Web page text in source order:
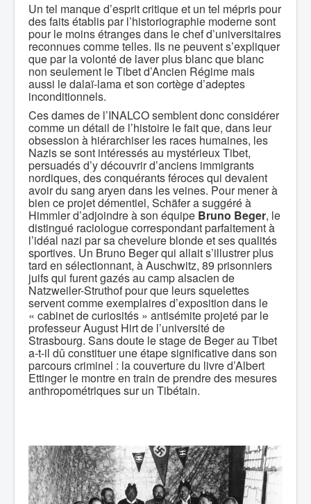
Un tel manque d’esprit critique et un tel mépris pour
des faits établis par l’historiographie moderne sont
pour le moins étranges dans le chef d’universitaires
reconnues comme telles. Ils ne peuvent s’expliquer
que par la volonté de laver plus blanc que blanc
non seulement le Tibet d’Ancien Régime mais
aussi le dalaï-lama et son cortège d’adeptes
inconditionnels.
Ces dames de l’INALCO semblent donc considérer
comme un détail de l’histoire le fait que, dans leur
obsession à hiérarchiser les races humaines, les
Nazis se sont intéressés au mystérieux Tibet,
persuadés d’y découvrir d’anciens immigrants
nordiques, des conquérants féroces qui devaient
avoir du sang aryen dans les veines. Pour mener à
bien ce projet démentiel, Schäfer a suggéré à
Himmler d’adjoindre à son équipe Bruno Beger, le
distingué raciologue correspondant parfaitement à
l’idéal nazi par sa chevelure blonde et ses qualités
sportives. Un Bruno Beger qui allait s’illustrer plus
tard en sélectionnant, à Auschwitz, 89 prisonniers
juifs qui furent gazés au camp alsacien de
Natzweiler-Struthof pour que leurs squelettes
servent comme exemplaires d’exposition dans le
« cabinet de curiosités » antisémite projeté par le
professeur August Hirt de l’université de
Strasbourg. Sans doute le stage de Beger au Tibet
a-t-il dû constituer une étape significative dans son
parcours criminel : la couverture du livre d’Albert
Ettinger le montre en train de prendre des mesures
anthropométriques sur un Tibétain.